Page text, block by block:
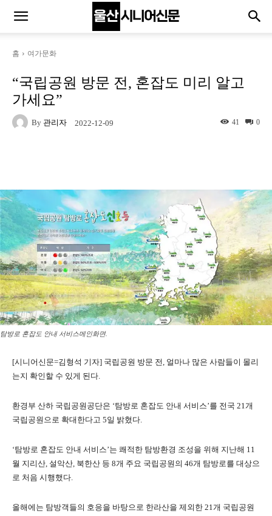
홈 여가문화
“국립공원 방문 전, 혼잡도 미리 알고
가세요”
By 관리자 2022-12-09 0
41
탐방로 혼잡도 안내 서비스메인화면.
[시니어신문=김형석 기자] 국립공원 방문 전, 얼마나 많은 사람들이 몰리
는지 확인할 수 있게 된다.
환경부 산하 국립공원공단은 ‘탐방로 혼잡도 안내 서비스’를 전국 21개
국립공원으로 확대한다고 5일 밝혔다.
‘탐방로 혼잡도 안내 서비스’는 쾌적한 탐방환경 조성을 위해 지난해 11
월 지리산, 설악산, 북한산 등 8개 주요 국립공원의 46개 탐방로를 대상으
로 처음 시행했다.
올해에는 탐방객들의 호응을 바탕으로 한라산을 제외한 21개 국립공원